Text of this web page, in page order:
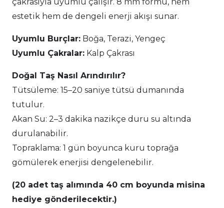
çakrasıyla uyumlu çalışır. 8 mm formu, hem
estetik hem de dengeli enerji akışı sunar.
Uyumlu Burçlar: Boğa, Terazi, Yengeç
Uyumlu Çakralar: Kalp Çakrası
Doğal Taş Nasıl Arındırılır?
Tütsüleme: 15–20 saniye tütsü dumanında
tutulur.
Akan Su: 2–3 dakika nazikçe duru su altında
durulanabilir.
Topraklama: 1 gün boyunca kuru toprağa
gömülerek enerjisi dengelenebilir.
(20 adet taş alımında 40 cm boyunda misina
hediye gönderilecektir.)